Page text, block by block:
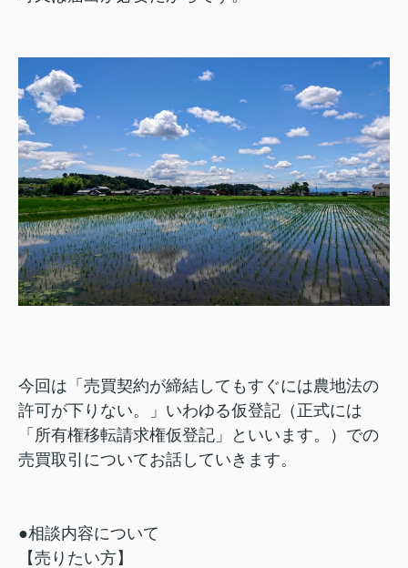
今回は「売買契約が締結してもすぐには農地法の
許可が下りない。」いわゆる仮登記（正式には
「所有権移転請求権仮登記」といいます。）での
売買取引についてお話していきます。
●相談内容について
【売りたい方】